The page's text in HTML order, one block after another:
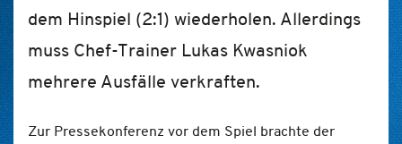
dem Hinspiel (2:1) wiederholen. Allerdings
muss Chef-Trainer Lukas Kwasniok
mehrere Ausfälle verkraften.
Zur Pressekonferenz vor dem Spiel brachte der